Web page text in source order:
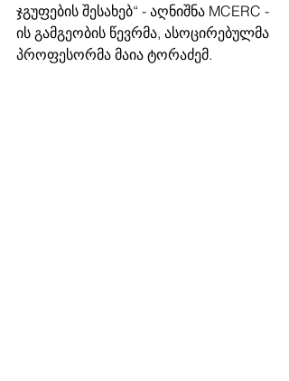
ჯგუფების შესახებ“ - აღნიშნა MCERC -
ის გამგეობის წევრმა, ასოცირებულმა
პროფესორმა მაია ტორაძემ.